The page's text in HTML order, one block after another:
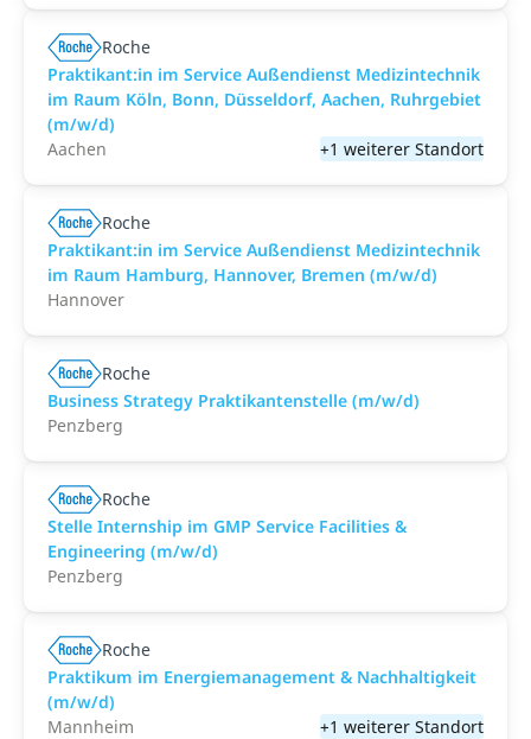
Roche
Praktikant:in im Service Außendienst Medizintechnik
im Raum Köln, Bonn, Düsseldorf, Aachen, Ruhrgebiet
(m/w/d)
Aachen
+1 weiterer Standort
Roche
Praktikant:in im Service Außendienst Medizintechnik
im Raum Hamburg, Hannover, Bremen (m/w/d)
Hannover
Roche
Business Strategy Praktikantenstelle (m/w/d)
Penzberg
Roche
Stelle Internship im GMP Service Facilities &
Engineering (m/w/d)
Penzberg
Roche
Praktikum im Energiemanagement & Nachhaltigkeit
(m/w/d)
Mannheim
+1 weiterer Standort